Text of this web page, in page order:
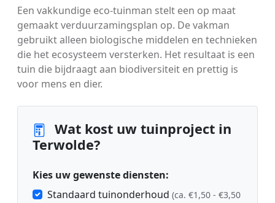
Een vakkundige eco-tuinman stelt een op maat
gemaakt verduurzamingsplan op. De vakman
gebruikt alleen biologische middelen en technieken
die het ecosysteem versterken. Het resultaat is een
tuin die bijdraagt aan biodiversiteit en prettig is
voor mens en dier.
Wat kost uw tuinproject in
Terwolde?
Kies uw gewenste diensten:
Standaard tuinonderhoud (ca. €1,50 - €3,50